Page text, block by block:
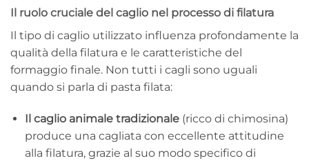
Il ruolo cruciale del caglio nel processo di filatura
Il tipo di caglio utilizzato influenza profondamente la
qualità della filatura e le caratteristiche del
formaggio finale. Non tutti i cagli sono uguali
quando si parla di pasta filata:
Il caglio animale tradizionale(ricco di chimosina)
produce una cagliata con eccellente attitudine
alla filatura, grazie al suo modo specifico di